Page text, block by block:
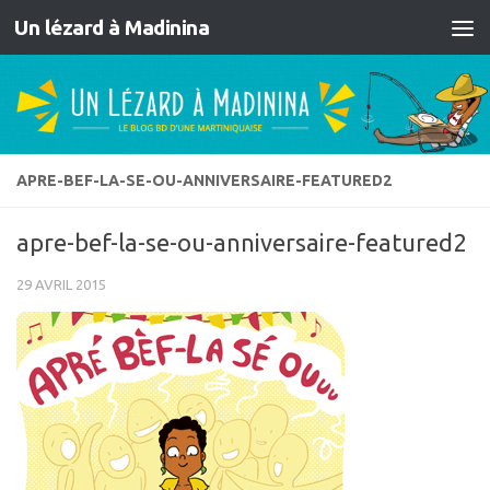
Skip to content
Un lézard à Madinina
APRE-BEF-LA-SE-OU-ANNIVERSAIRE-FEATURED2
apre-bef-la-se-ou-anniversaire-featured2
29 AVRIL 2015